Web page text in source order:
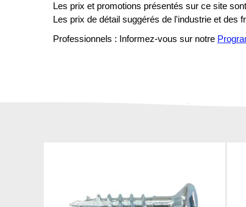
Les prix et promotions présentés sur ce site
Les prix de détail suggérés de l'industrie et des
Professionnels : Informez-vous sur notre